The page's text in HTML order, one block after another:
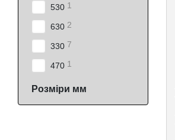
530 1
630 2
330 7
470 1
Розміри мм